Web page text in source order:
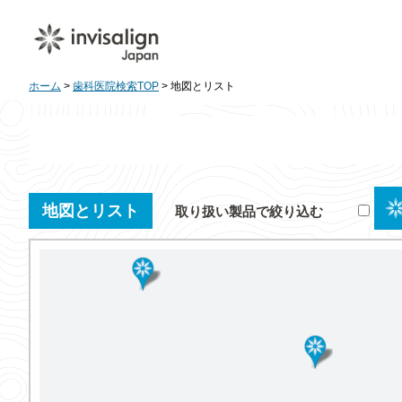
ホーム > 歯科医院検索TOP > 地図とリスト
地図とリスト 取り扱い製品で絞り込む